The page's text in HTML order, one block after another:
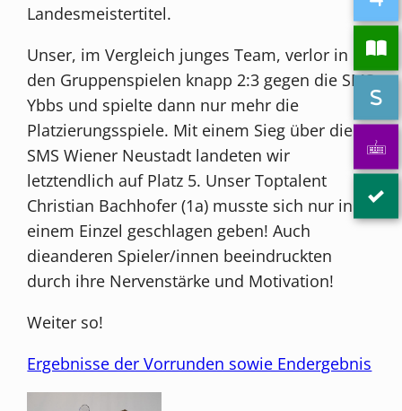
Landesmeistertitel.
Unser, im Vergleich junges Team, verlor in
den Gruppenspielen knapp 2:3 gegen die SMS
Ybbs und spielte dann nur mehr die
Platzierungsspiele. Mit einem Sieg über die
SMS Wiener Neustadt landeten wir
letztendlich auf Platz 5. Unser Toptalent
Christian Bachhofer (1a) musste sich nur in
einem Einzel geschlagen geben! Auch
dieanderen Spieler/innen beeindruckten
durch ihre Nervenstärke und Motivation!
Weiter so!
Ergebnisse der Vorrunden sowie Endergebnis